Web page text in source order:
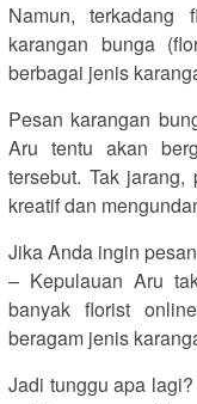
Namun, terkadang
karangan bunga
berbagai jenis
Pesan karangan
Aru tentu akan
tersebut. Tak
kreatif dan
Jika Anda ingin
– Kepulauan Aru
banyak florist
beragam jenis
Jadi tunggu apa